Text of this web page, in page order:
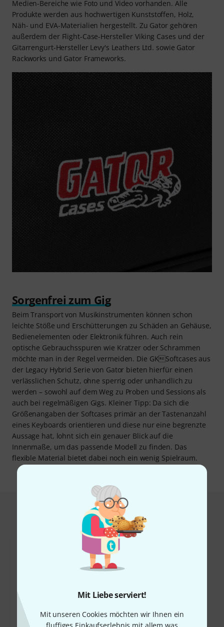
Mit Liebe serviert!
Mit unseren Cookies möchten wir Ihnen ein
fluffiges Einkaufserlebnis mit allem was
Medien-Bereiche wie Foto und Video vorhanden. Alle
Produkte werden aus hochwertigen Kunststoffen, Holz,
Näh- und EVA-Materialien hergestellt. Zu Gator gehören
außerdem der Flight-Case-Hersteller Viking Cases und der
Gitarrengurt-Hersteller Levy's Leathers Ltd. sowie Gator
Rackworks und Gator Frameworks.
Sorgenfrei zum Gig
Beim Transport von Musikinstrumenten können schon
leichte Stöße und Erschütterungen zu Schäden an Gehäuse,
Bedienelementen oder Elektronik führen. Auch rein
optische Gebrauchsspuren wie Kratzer oder Schrammen
möchte man in der Regel vermeiden. Die GKSoftcases aus
der Legacy Hybrid Serie von Gator bieten hierfür einen
verlässlichen Schutz, ohne sperrig oder unhandlich zu
werden – sowohl auf dem Weg zu Proben und Sessions als
auch bei regelmäßigen Gigs. Kleiner Tipp: Da sich die
Größenangaben der Softcases primär an der Tastenanzahl
eines Keyboards orientieren und diese nur eine begrenzte
Aussage hat, lohnt sich ein genauer Blick auf die
Innenmaße, um das passende Modell zu finden. Das
flexible Material bietet dabei noch ein wenig Spielraum.
Das kauften Kunden, die sich dieses
Produkt angesehen haben
44% 6%